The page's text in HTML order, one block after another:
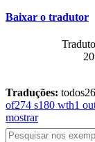
Baixar o tradutor
Traduções: todos
of274 s180 wth1
mostrar